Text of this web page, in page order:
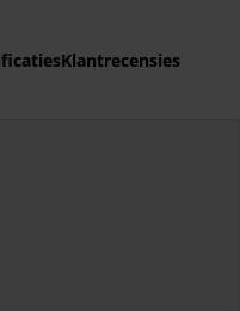
Klantrecensies